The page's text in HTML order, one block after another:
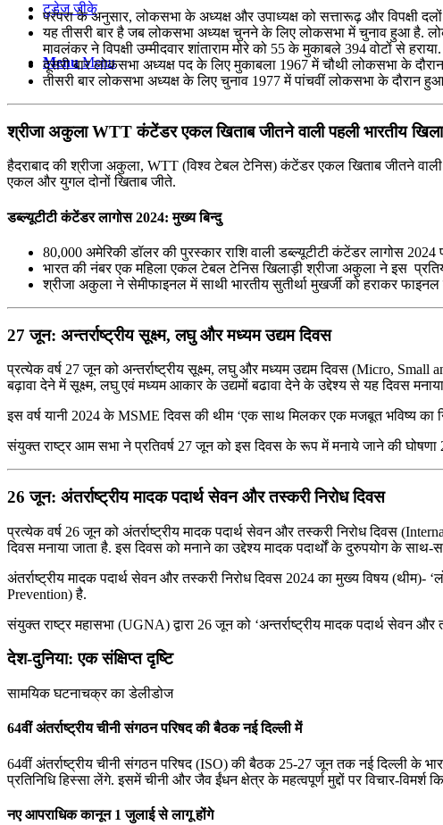
टुडेज जीके
Menu Menu
परंपरा के अनुसार, लोकसभा के अध्यक्ष और उपाध्यक्ष को सत्तारूढ़ और विपक्षी
यह तीसरी बार है जब लोकसभा अध्यक्ष चुनने के लिए लोकसभा में चुनाव हुआ है.
मावलंकर ने विपक्षी उम्मीदवार शांताराम मोरे को 55 के मुकाबले 394 वोटों से हराया.
दूसरी बार लोकसभा अध्यक्ष पद के लिए मुकाबला 1967 में चौथी लोकसभा के दौरान
तीसरी बार लोकसभा अध्यक्ष के लिए चुनाव 1977 में पांचवीं लोकसभा के दौरान
श्रीजा अकुला WTT कंटेंडर एकल खिताब जीतने वाली पहली भारतीय
हैदराबाद की श्रीजा अकुला, WTT (विश्व टेबल टेनिस) कंटेंडर एकल खिताब जीतने
एकल और युगल दोनों खिताब जीते.
डब्ल्यूटीटी कंटेंडर लागोस 2024: मुख्य बिन्दु
80,000 अमेरिकी डॉलर की पुरस्कार राशि वाली डब्ल्यूटीटी कंटेंडर लागोस
भारत की नंबर एक महिला एकल टेबल टेनिस खिलाड़ी श्रीजा अकुला ने इस
श्रीजा अकुला ने सेमीफाइनल में साथी भारतीय सुतीर्था मुखर्जी को हराकर
27 जून: अन्तर्राष्ट्रीय सूक्ष्म, लघु और मध्यम उद्यम दिवस
प्रत्येक वर्ष 27 जून को अन्तर्राष्ट्रीय सूक्ष्म, लघु और मध्यम उद्यम दिवस (Micro,
बढ़ावा देने में सूक्ष्म, लघु एवं मध्यम आकार के उद्यमों बढावा देने के उद्देश्य से यह दिवस
इस वर्ष यानी 2024 के MSME दिवस की थीम ‘एक साथ मिलकर एक मजबूत भविष्य का
संयुक्त राष्ट्र आम सभा ने प्रतिवर्ष 27 जून को इस दिवस के रूप में मनाये जाने की घोषणा
26 जून: अंतर्राष्ट्रीय मादक पदार्थ सेवन और तस्करी निरोध दिवस
प्रत्येक वर्ष 26 जून को अंतर्राष्ट्रीय मादक पदार्थ सेवन और तस्करी निरोध दिवस
दिवस मनाया जाता है. इस दिवस को मनाने का उद्देश्य मादक पदार्थों के दुरुपयोग के
अंतर्राष्ट्रीय मादक पदार्थ सेवन और तस्करी निरोध दिवस 2024 का मुख्य विषय
Prevention) है.
संयुक्त राष्ट्र महासभा (UGNA) द्वारा 26 जून को ‘अन्तर्राष्ट्रीय मादक पदार्थ सेवन
देश-दुनिया: एक संक्षिप्त दृष्टि
सामयिक घटनाचक्र का डेलीडोज
64वीं अंतर्राष्ट्रीय चीनी संगठन परिषद की बैठक नई दिल्ली में
64वीं अंतर्राष्ट्रीय चीनी संगठन परिषद (ISO) की बैठक 25-27 जून तक नई दिल्ली के
प्रतिनिधि हिस्सा लेंगे. इसमें चीनी और जैव ईंधन क्षेत्र के महत्वपूर्ण मुद्दों पर विचार-विमर्श
नए आपराधिक कानून 1 जुलाई से लागू होंगे